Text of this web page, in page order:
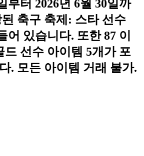
부터 2026년 6월 30일까
축구 축제: 스타 선수
어 있습니다. 또한 87 이
드 선수 아이템 5개가 포
. 모든 아이템 거래 불가.